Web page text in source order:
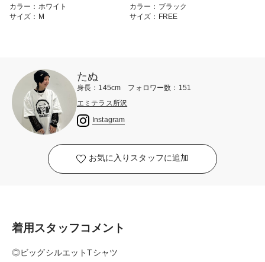
カラー：ホワイト
サイズ：M
カラー：ブラック
サイズ：FREE
たぬ
身長：145cm フォロワー数：151
エミテラス所沢
Instagram
お気に入りスタッフに追加
着用スタッフコメント
◎ビッグシルエットTシャツ